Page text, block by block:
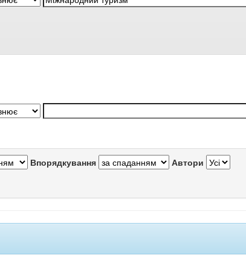
Впорядкування Автори